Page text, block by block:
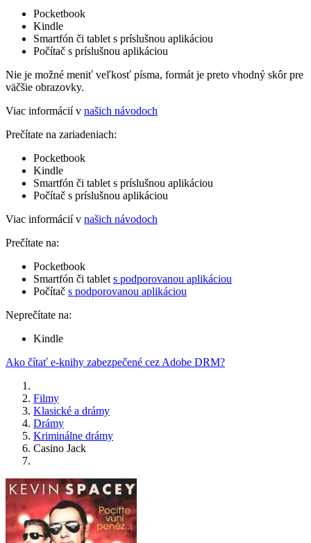
Pocketbook
Kindle
Smartfón či tablet s príslušnou aplikáciou
Počítač s príslušnou aplikáciou
Nie je možné meniť veľkosť písma, formát je preto vhodný skôr pre
väčšie obrazovky.
Viac informácií v našich návodoch
Prečítate na zariadeniach:
Pocketbook
Kindle
Smartfón či tablet s príslušnou aplikáciou
Počítač s príslušnou aplikáciou
Viac informácií v našich návodoch
Prečítate na:
Pocketbook
Smartfón či tablet s podporovanou aplikáciou
Počítač s podporovanou aplikáciou
Neprečítate na:
Kindle
Ako čítať e-knihy zabezpečené cez Adobe DRM?
Filmy
Klasické a drámy
Drámy
Kriminálne drámy
Casino Jack